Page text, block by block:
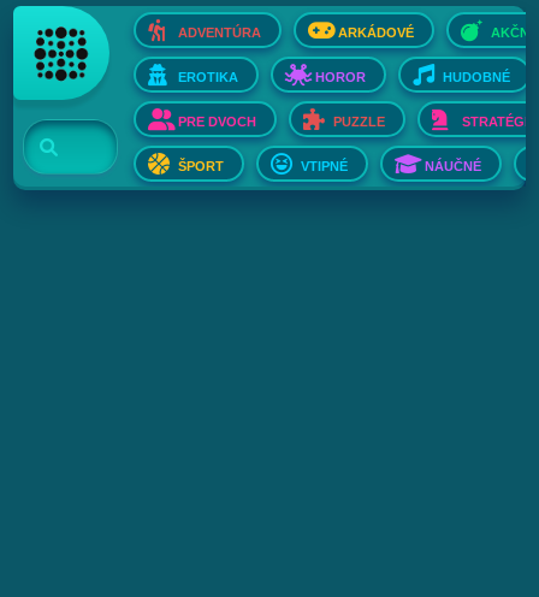
ADVENTÚRA ARKÁDOVÉ AKČNÉ
EROTIKA HOROR HUDOBNÉ
PRE DVOCH PUZZLE STRATÉGIE
ŠPORT VTIPNÉ NÁUČNÉ